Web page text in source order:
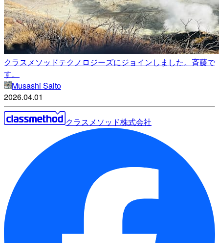
クラスメソッドテクノロジーズにジョインしました。斉藤で
す。
Musashi Saito
2026.04.01
クラスメソッド株式会社